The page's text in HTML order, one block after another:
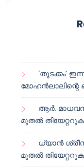
‘തുടക്കം’
മോഹൻലാലിന്റെ
ആർ. മാധവൻ
മുതൽ
ധ്യാൻ
മുതൽ